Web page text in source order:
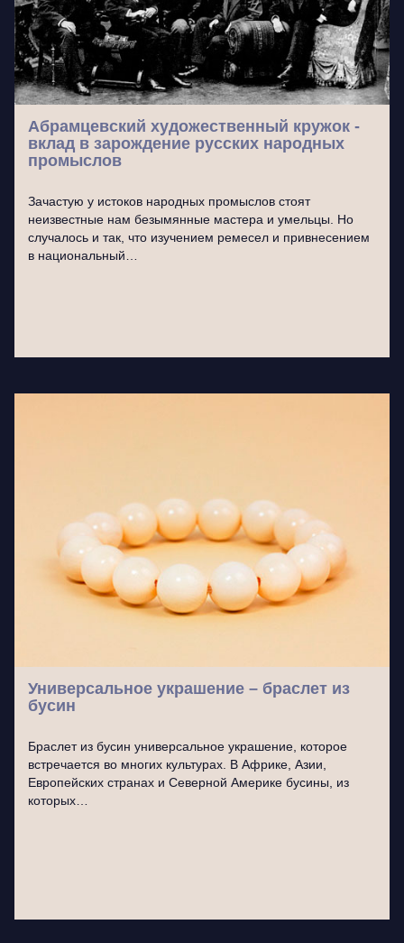
Абрамцевский художественный кружок -
вклад в зарождение русских народных
промыслов
Зачастую у истоков народных промыслов стоят
неизвестные нам безымянные мастера и умельцы. Но
случалось и так, что изучением ремесел и привнесением
в национальный…
Универсальное украшение – браслет из
бусин
Браслет из бусин универсальное украшение, которое
встречается во многих культурах. В Африке, Азии,
Европейских странах и Северной Америке бусины, из
которых…